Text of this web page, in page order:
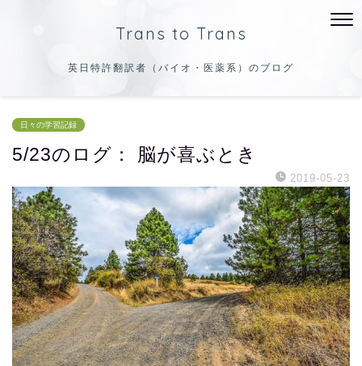
Trans to Trans
英日特許翻訳者（バイオ・医薬系）のブログ
日々の学習記録
5/23のログ： 脳が喜ぶとき
2019-05-23